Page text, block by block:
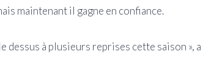
maintenant il gagne en confiance.
dessus à plusieurs reprises cette saison », a